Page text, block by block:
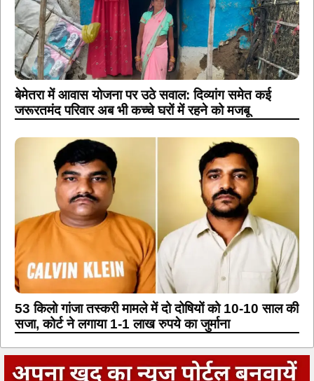
बेमेतरा में आवास योजना पर उठे सवाल: दिव्यांग समेत कई
जरूरतमंद परिवार अब भी कच्चे घरों में रहने को मजबू
53 किलो गांजा तस्करी मामले में दो दोषियों को 10-10 साल की
सजा, कोर्ट ने लगाया 1-1 लाख रुपये का जुर्माना